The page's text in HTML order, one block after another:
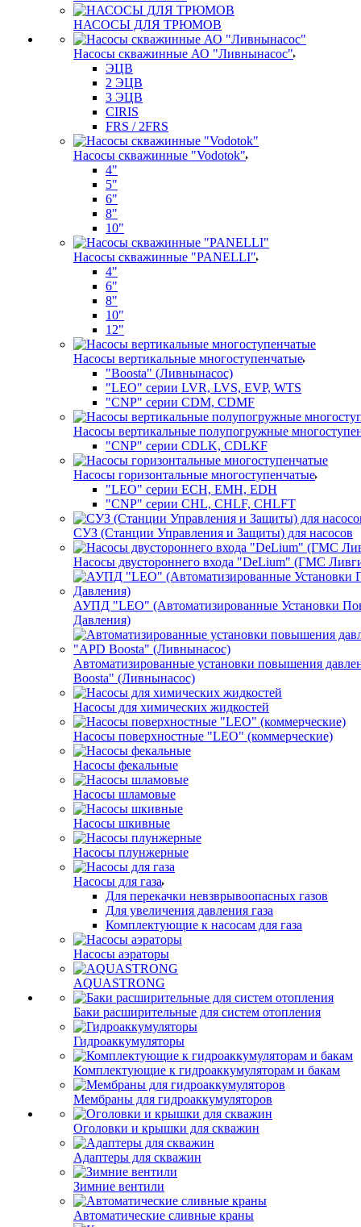
НАСОСЫ ДЛЯ ТРЮМОВ
Насосы скважинные АО "Ливнынасос"
ЭЦВ
2 ЭЦВ
3 ЭЦВ
CIRIS
FRS / 2FRS
Насосы скважинные "Vodotok"
4"
5"
6"
8"
10"
Насосы скважинные "PANELLI"
4"
6"
8"
10"
12"
Насосы вертикальные многоступенчатые
"Boosta" (Ливнынасос)
"LEO" серии LVR, LVS, EVP, WTS
"CNP" серии CDM, CDMF
Насосы вертикальные полупогружные
"CNP" серии CDLK, CDLKF
Насосы горизонтальные многоступенчатые
"LEO" серии ECH, EMH, EDH
"CNP" серии CHL, CHLF, CHLFT
СУЗ (Станции Управления и Защиты) для насосов
Насосы двустороннего входа "DeLium" (ГМС
АУПД "LEO" (Автоматизированные Установки
Давления)
Автоматизированные установки повышения
Boosta" (Ливнынасос)
Насосы для химических жидкостей
Насосы поверхностные "LEO" (коммерческие)
Насосы фекальные
Насосы шламовые
Насосы шкивные
Насосы плунжерные
Насосы для газа
Для перекачки невзврывоопасных газов
Для увеличения давления газа
Комплектующие к насосам для газа
Насосы аэраторы
AQUASTRONG
Баки расширительные для систем отопления
Гидроаккумуляторы
Комплектующие к гидроаккумуляторам и бакам
Мембраны для гидроаккумуляторов
Оголовки и крышки для скважин
Адаптеры для скважин
Зимние вентили
Автоматические сливные краны